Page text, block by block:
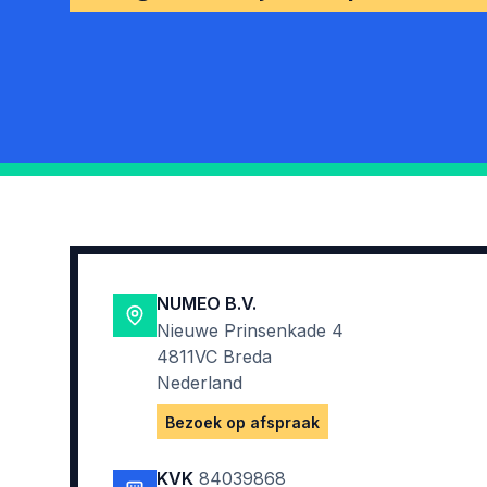
NUMEO B.V.
Nieuwe Prinsenkade 4
4811VC Breda
Nederland
Bezoek op afspraak
KVK 84039868